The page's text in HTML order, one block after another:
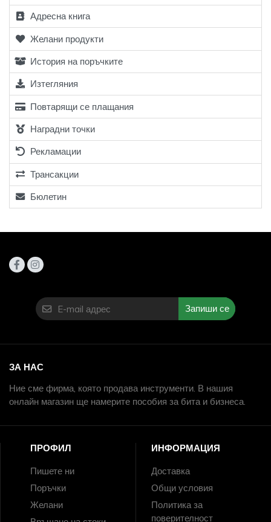
Адресна книга
Желани продукти
История на поръчките
Изтегляния
Повтарящи се плащания
Наградни точки
Рекламации
Трансакции
Бюлетин
Запиши се
ЗА НАС
Ние сме фирма, която продава инструменти. В нашия
онлайн магазин ще намерите пособия за бита и бизнеса.
ПРОФИЛ
Пишете ни
Поръчки
Желани
ИНФОРМАЦИЯ
Доставка
Общи условия
Политика за
поверителност